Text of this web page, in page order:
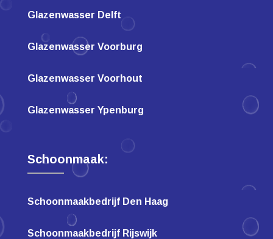
Glazenwasser Delft
Glazenwasser Voorburg
Glazenwasser Voorhout
Glazenwasser Ypenburg
Schoonmaak:
Schoonmaakbedrijf Den Haag
Schoonmaakbedrijf Rijswijk